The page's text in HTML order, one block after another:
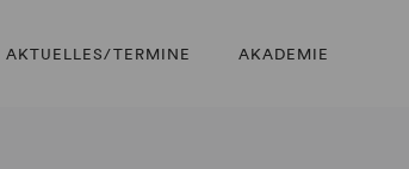
AKTUELLES/TERMINE AKADEMIE